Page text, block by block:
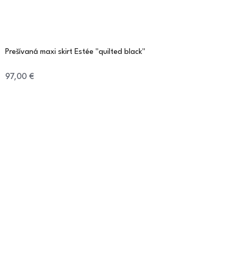
Prešívaná maxi skirt Estée "quilted black"
97,00 €